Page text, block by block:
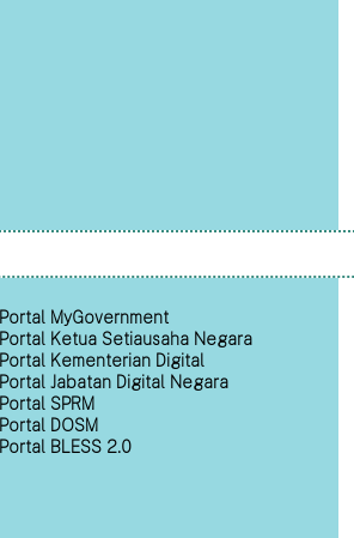
Portal MyGovernment
Portal Ketua Setiausaha Negara
Portal Kementerian Digital
Portal Jabatan Digital Negara
Portal SPRM
Portal DOSM
Portal BLESS 2.0